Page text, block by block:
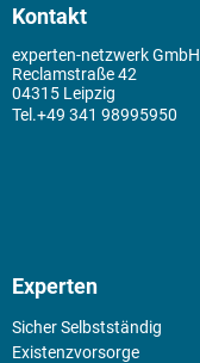
Kontakt
experten-netzwerk GmbH
Reclamstraße 42
04315 Leipzig
+49 341 98995950
Experten
Sicher Selbstständig
Existenz­vorsorge